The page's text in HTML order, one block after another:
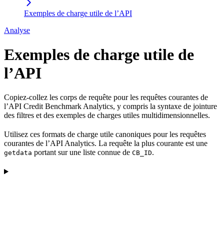
Exemples de charge utile de l’API
Analyse
Exemples de charge utile de
l’API
Copiez-collez les corps de requête pour les requêtes courantes de
l’API Credit Benchmark Analytics, y compris la syntaxe de jointure
des filtres et des exemples de charges utiles multidimensionnelles.
Utilisez ces formats de charge utile canoniques pour les requêtes
courantes de l’API Analytics. La requête la plus courante est une
getdata portant sur une liste connue de CB_ID.